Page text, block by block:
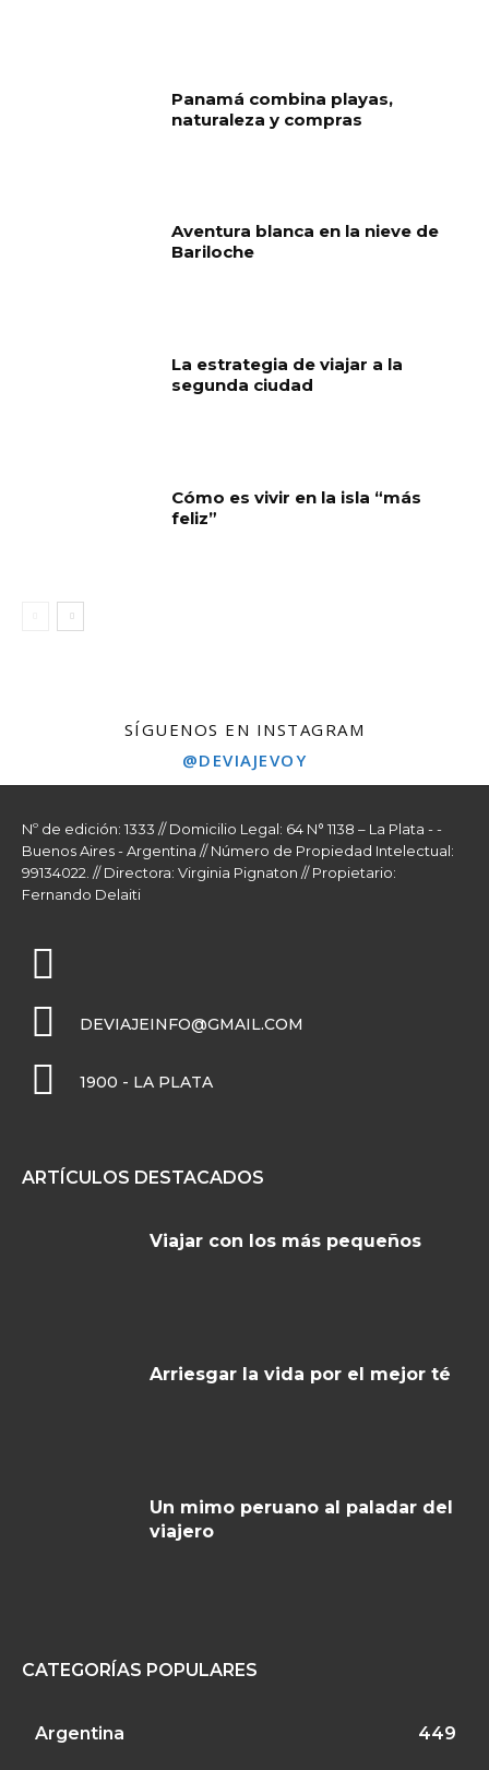
Panamá combina playas,
naturaleza y compras
Aventura blanca en la nieve de
Bariloche
La estrategia de viajar a la
segunda ciudad
Cómo es vivir en la isla “más
feliz”
SÍGUENOS EN INSTAGRAM
@DEVIAJEVOY
Nº de edición: 1333 // Domicilio Legal: 64 N° 1138 – La Plata - -
Buenos Aires - Argentina // Número de Propiedad Intelectual:
99134022. // Directora: Virginia Pignaton // Propietario:
Fernando Delaiti
DEVIAJEINFO@GMAIL.COM
1900 - LA PLATA
ARTÍCULOS DESTACADOS
Viajar con los más pequeños
Arriesgar la vida por el mejor té
Un mimo peruano al paladar del
viajero
CATEGORÍAS POPULARES
Argentina 449